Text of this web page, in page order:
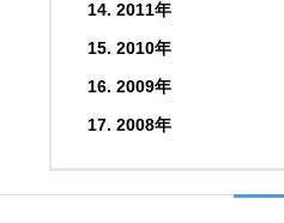
2011年
2010年
2009年
2008年